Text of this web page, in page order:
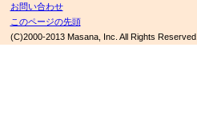
お問い合わせ
このページの先頭
(C)2000-2013 Masana, Inc. All Rights Reserved.